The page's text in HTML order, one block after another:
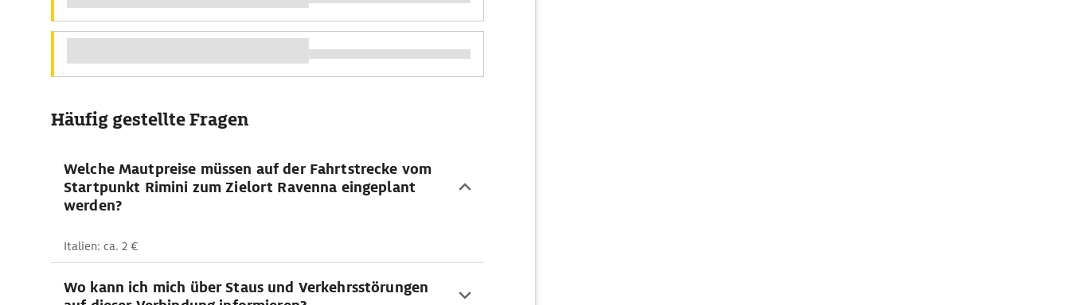
Häufig gestellte Fragen
Welche Mautpreise müssen auf der Fahrtstrecke vom
Startpunkt Rimini zum Zielort Ravenna eingeplant
werden?
Italien: ca. 2 €
Wo kann ich mich über Staus und Verkehrsstörungen